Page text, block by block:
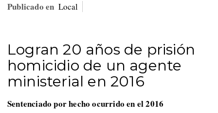
Publicado en Local
Logran 20 años de prisión
homicidio de un agente
ministerial en 2016
Sentenciado por hecho ocurrido en el 2016